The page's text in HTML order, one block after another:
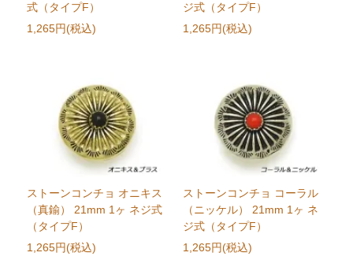
式（タイプF）
1,265円(税込)
ジ式（タイプF）
1,265円(税込)
ストーンコンチョ オニキス
（真鍮） 21mm 1ヶ ネジ式
（タイプF）
1,265円(税込)
ストーンコンチョ コーラル
（ニッケル） 21mm 1ヶ ネ
ジ式（タイプF）
1,265円(税込)